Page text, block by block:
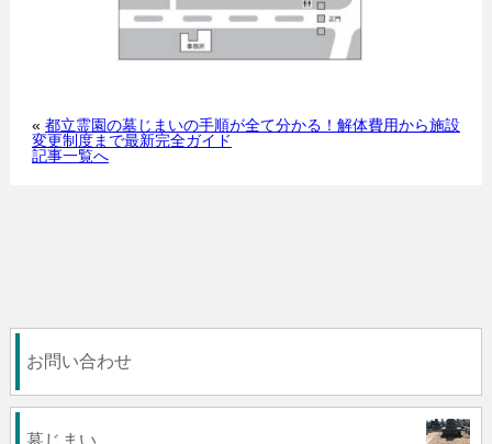
« 都立霊園の墓じまいの手順が全て分かる！解体費用から施設
変更制度まで最新完全ガイド
記事一覧へ
お問い合わせ
墓じまい